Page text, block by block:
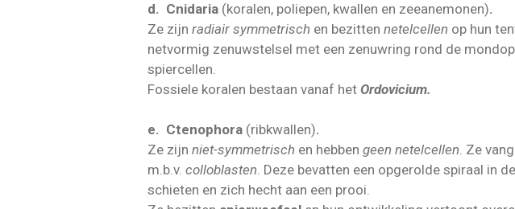
d. Cnidaria (koralen, poliepen, kwallen en zeeanemonen).
Ze zijn radiair symmetrisch en bezitten netelcellen op hun
netvormig zenuwstelsel met een zenuwring rond de
spiercellen.
Fossiele koralen bestaan vanaf het Ordovicium.
e. Ctenophora (ribkwallen).
Ze zijn niet-symmetrisch en hebben geen netelcellen. Ze
m.b.v. colloblasten. Deze bevatten een opgerolde spiraal in
schieten en zich hecht aan een prooi.